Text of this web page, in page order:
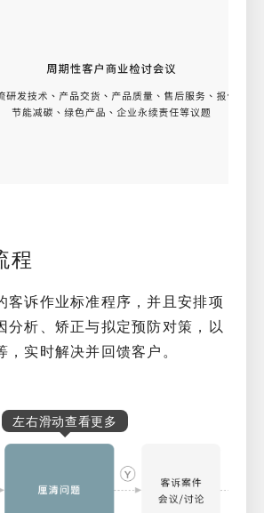
程
客诉作业标准程序，并且安排项
分析、矫正与拟定预防对策，以
，实时解决并回馈客户。
左右滑动查看更多